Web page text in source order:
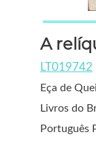
A
LT019742
Eça de
Livros do
Português